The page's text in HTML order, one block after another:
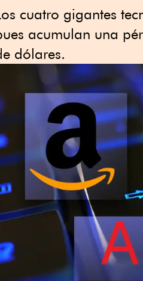
cuatro gigantes
acumulan una
dólares.